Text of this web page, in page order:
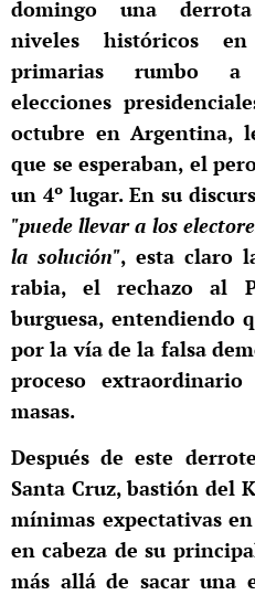
domingo una
niveles históricos
primarias rumbo
elecciones
octubre en Argentina,
que se esperaban, el
un 4º lugar. En su
"puede llevar a los
la solución", esta claro
rabia, el rechazo al
burguesa, entendiendo
por la vía de la falsa
proceso
masas.
Después de este
Santa Cruz, bastión del
mínimas expectativas
en cabeza de su
más allá de sacar una